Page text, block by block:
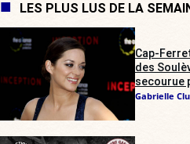
LES PLUS LUS DE LA
Cap-
des
secourue
Gabrielle